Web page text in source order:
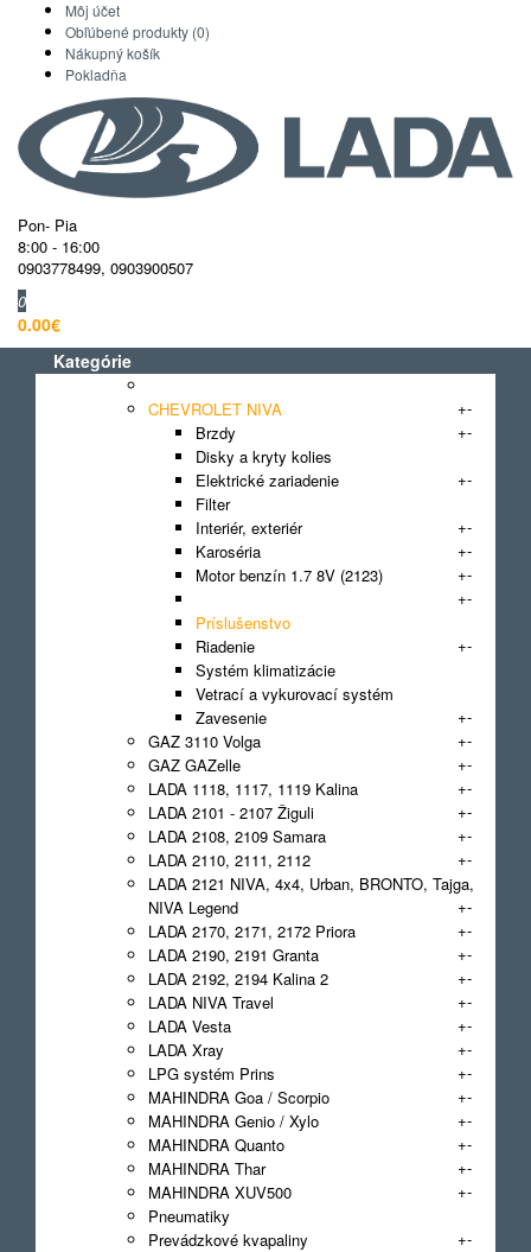
Môj účet
Obľúbené produkty (0)
Nákupný košík
Pokladňa
Pon- Pia
8:00 - 16:00
0903778499, 0903900507
0
0.00€
Kategórie
CHEVROLET NIVA
+-
Brzdy
+-
Disky a kryty kolies
Elektrické zariadenie
+-
Filter
Interiér, exteriér
+-
Karoséria
+-
Motor benzín 1.7 8V (2123)
+-
+-
Príslušenstvo
Riadenie
+-
Systém klimatizácie
Vetrací a vykurovací systém
Zavesenie
+-
GAZ 3110 Volga
+-
GAZ GAZelle
+-
LADA 1118, 1117, 1119 Kalina
+-
LADA 2101 - 2107 Žiguli
+-
LADA 2108, 2109 Samara
+-
LADA 2110, 2111, 2112
+-
LADA 2121 NIVA, 4x4, Urban, BRONTO, Tajga,
NIVA Legend
+-
LADA 2170, 2171, 2172 Priora
+-
LADA 2190, 2191 Granta
+-
LADA 2192, 2194 Kalina 2
+-
LADA NIVA Travel
+-
LADA Vesta
+-
LADA Xray
+-
LPG systém Prins
+-
MAHINDRA Goa / Scorpio
+-
MAHINDRA Genio / Xylo
+-
MAHINDRA Quanto
+-
MAHINDRA Thar
+-
MAHINDRA XUV500
+-
Pneumatiky
Prevádzkové kvapaliny
+-